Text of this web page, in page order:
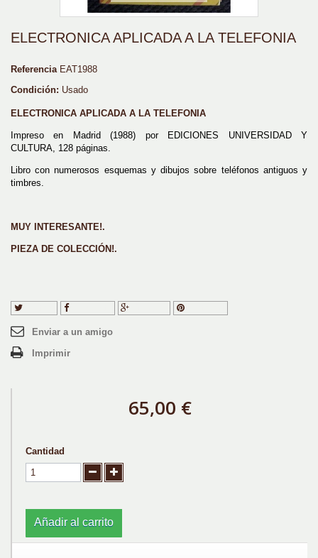
ELECTRONICA APLICADA A LA TELEFONIA
Referencia EAT1988
Condición: Usado
ELECTRONICA APLICADA A LA TELEFONIA
Impreso en Madrid (1988) por EDICIONES UNIVERSIDAD Y
CULTURA, 128 páginas
Libro con numerosos esquemas y dibujos sobre teléfonos antiguos y
timbres.
MUY INTERESANTE!.
PIEZA DE COLECCIÓN!.
Tuitear Compartir
Enviar a un amigo
Imprimir
65,00 €
Cantidad
Añadir al carrito